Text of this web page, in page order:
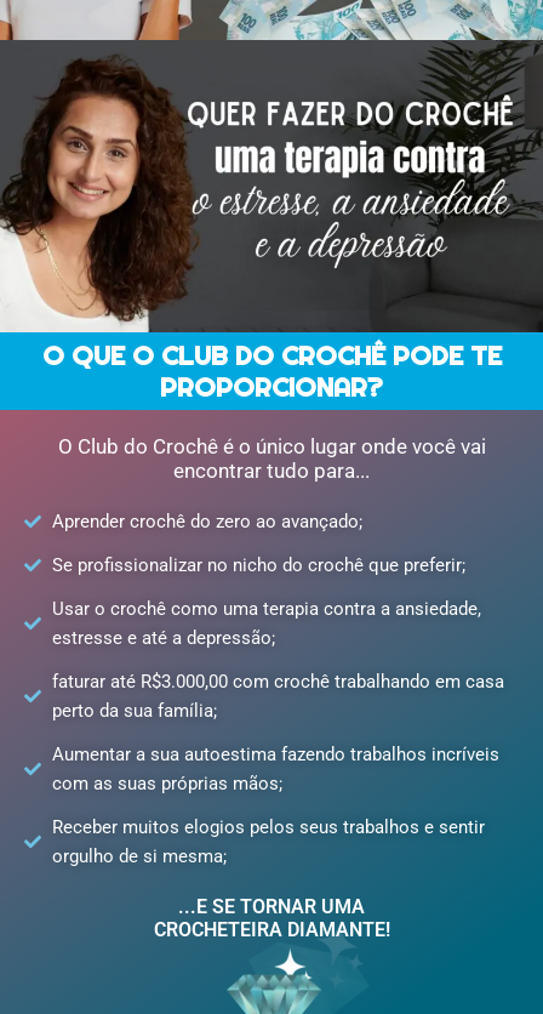
O QUE O CLUB DO CROCHÊ PODE TE
PROPORCIONAR?
O Club do Crochê é o único lugar onde você vai
encontrar tudo para...
Aprender crochê do zero ao avançado;
Se profissionalizar no nicho do crochê que preferir;
Usar o crochê como uma terapia contra a ansiedade,
estresse e até a depressão;
faturar até R$3.000,00 com crochê trabalhando em casa
perto da sua família;
Aumentar a sua autoestima fazendo trabalhos incríveis
com as suas próprias mãos;
Receber muitos elogios pelos seus trabalhos e sentir
orgulho de si mesma;
...E SE TORNAR UMA
CROCHETEIRA DIAMANTE!